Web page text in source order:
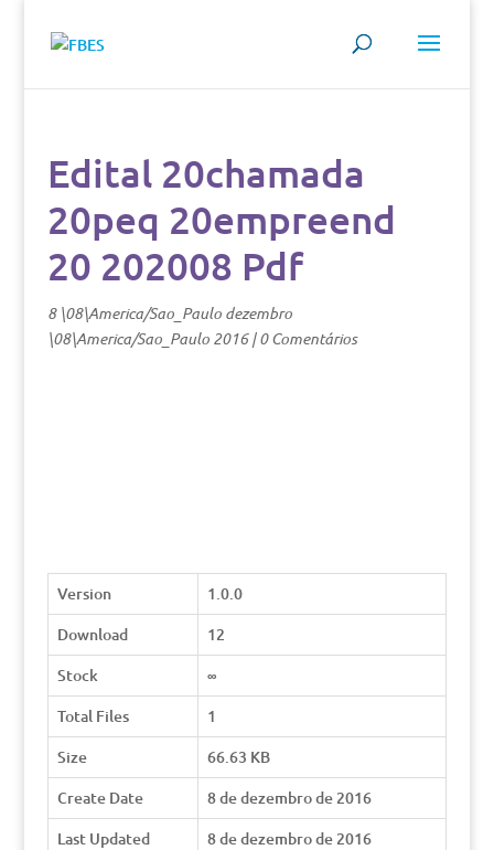
Edital 20chamada
20peq 20empreend
20 202008 Pdf
8 \08\America/Sao_Paulo dezembro
\08\America/Sao_Paulo 2016|0 Comentários
Version
1.0.0
Download
12
Stock
∞
Total Files
1
Size
66.63 KB
Create Date
8 de dezembro de 2016
Last Updated
8 de dezembro de 2016